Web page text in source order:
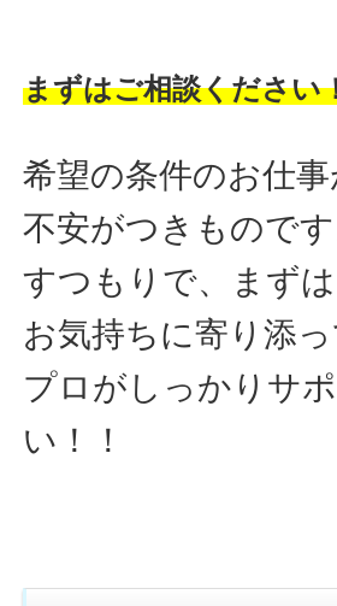
まずはご相談ください
希望の条件のお仕
不安がつきもので
すつもりで、まず
お気持ちに寄り添
プロがしっかりサ
い！！